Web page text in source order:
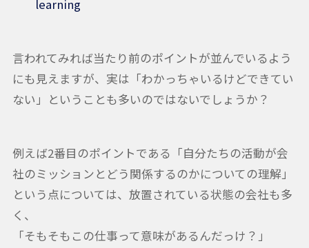
learning
言われてみれば当たり前のポイントが並んでいるよう
にも見えますが、実は「わかっちゃいるけどできてい
ない」ということも多いのではないでしょうか？
例えば2番目のポイントである「自分たちの活動が会
社のミッションとどう関係するのかについての理解」
という点については、放置されている状態の会社も多
く、
「そもそもこの仕事って意味があるんだっけ？」